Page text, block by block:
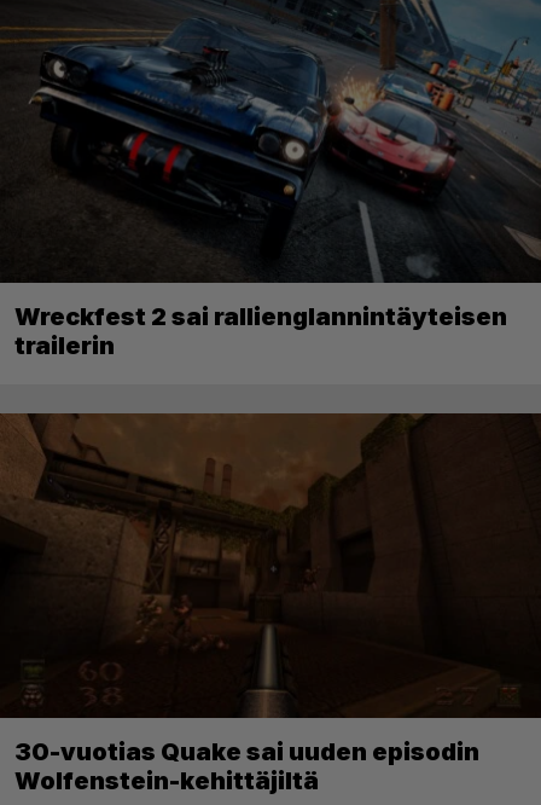
Wreckfest 2 sai rallienglannintäyteisen
trailerin
30-vuotias Quake sai uuden episodin
Wolfenstein-kehittäjiltä